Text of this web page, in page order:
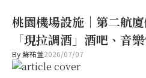
桃園機場設施｜第二航
「現拉調酒」酒吧、音
By蘇祐萱2026/07/07